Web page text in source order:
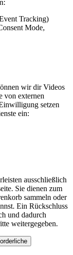
Tracking)
Mode,
wir dir Videos
von externen
setzen
ein:
ausschließlich
Sie dienen zum
sammeln oder
Ein Rückschluss
und dadurch
weitergegeben.